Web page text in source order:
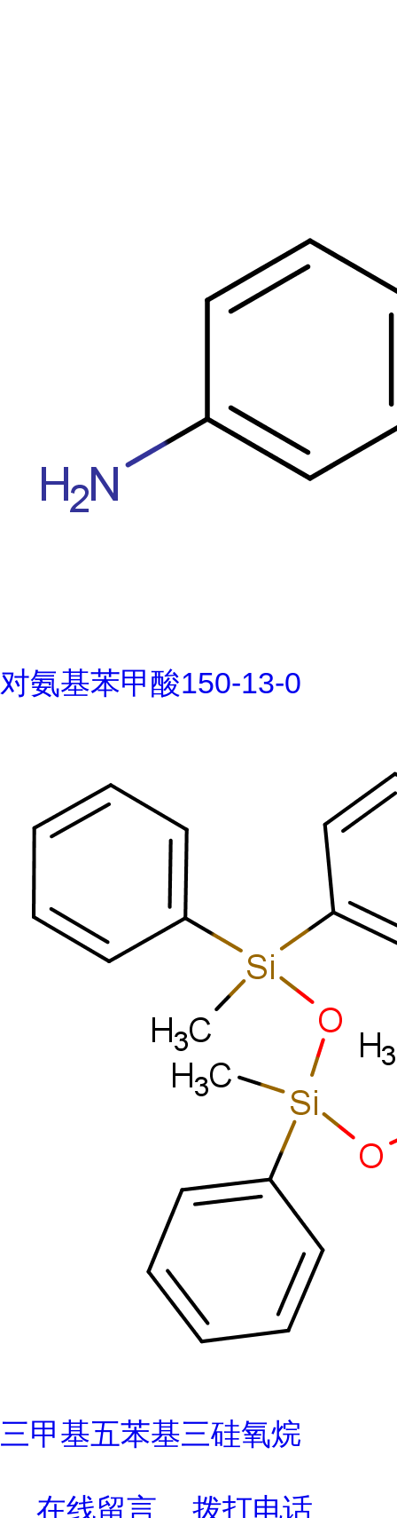
对氨基苯甲酸150-13-0
三甲基五苯基三硅氧烷
在线留言 拨打电话